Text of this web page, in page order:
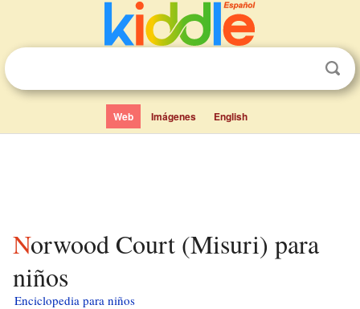
Web Imágenes English
Norwood Court (Misuri) para
niños
Enciclopedia para niños